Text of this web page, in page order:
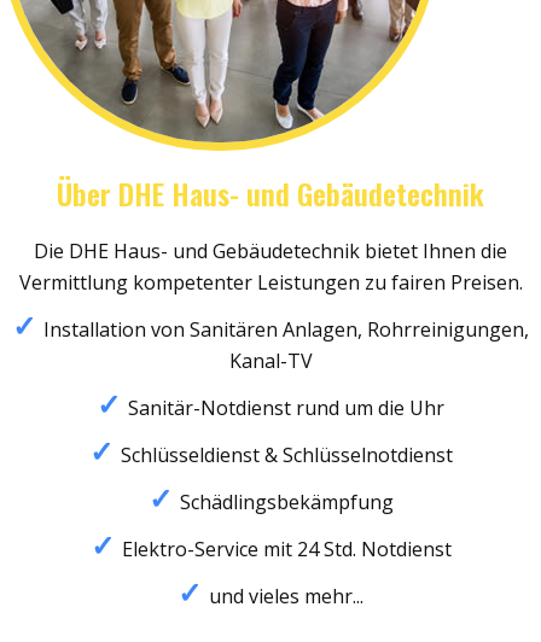
Über DHE Haus- und Gebäudetechnik
Die DHE Haus- und Gebäudetechnik bietet Ihnen die
Vermittlung kompetenter Leistungen zu fairen Preisen.
Installation von Sanitären Anlagen, Rohrreinigungen,
Kanal-TV
Sanitär-Notdienst rund um die Uhr
Schlüsseldienst & Schlüsselnotdienst
Schädlingsbekämpfung
Elektro-Service mit 24 Std. Notdienst
und vieles mehr...